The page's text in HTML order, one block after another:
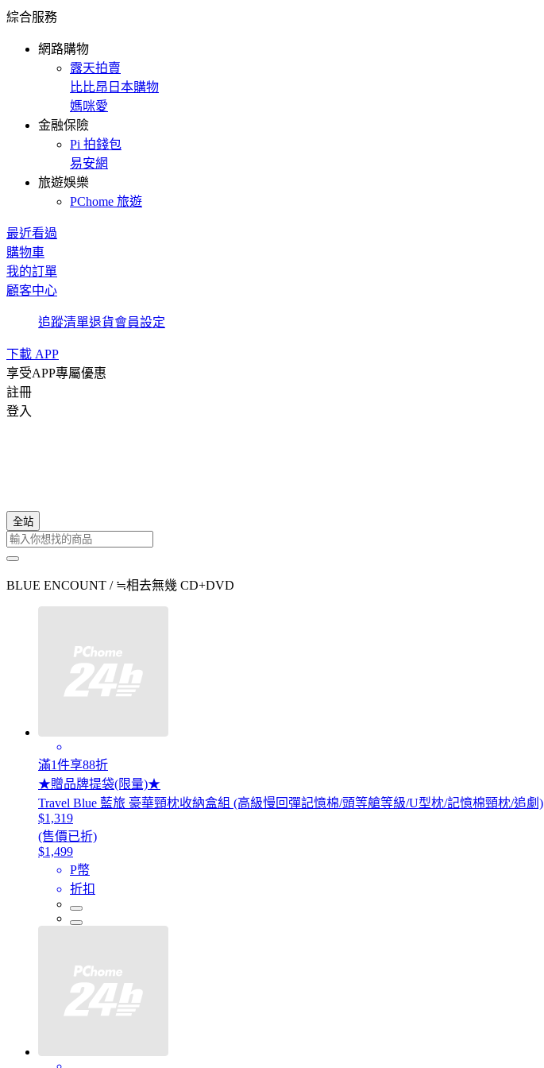
綜合服務
網路購物
露天拍賣
比比昂日本購物
媽咪愛
金融保險
Pi 拍錢包
易安網
旅遊娛樂
PChome 旅遊
最近看過
購物車
我的訂單
顧客中心
追蹤清單退貨會員設定
下載 APP
享受APP專屬優惠
註冊
登入
全站
BLUE ENCOUNT / ≒相去無幾 CD+DVD
滿1件享88折
★贈品牌提袋(限量)★
Travel Blue 藍旅 豪華頸枕收納盒組 (高級慢回彈記憶棉/頭等艙等級/U型枕/記憶棉頸枕/追劇)
$1,319
(售價已折)
$1,499
P幣
折扣